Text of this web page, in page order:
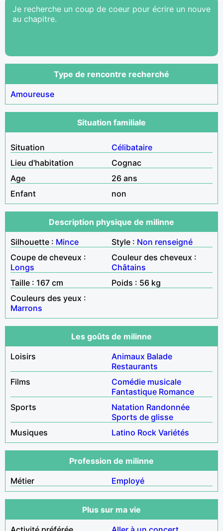
Je recherche un coup de coeur pour écrire un nouve
au chapitre.
Type de rencontre recherché
Amoureuse
Situation familiale
Situation
Célibataire
Lieu d'habitation
Cognac
Age
26 ans
Enfant
non
Description physique de milinne
Silhouette : Mince Style : Non renseigné
Coupe de cheveux :
Longs
Couleur des cheveux :
Châtains
Taille : 167 cm
Poids : 56 kg
Couleurs des yeux :
Marrons
Les goûts de milinne
Loisirs
Animaux Balade
Restaurants
Films
Comédie musicale
Fantastique Romance
Sports
Natation Randonnée
Sports de glisse
Musiques
Latino Rock Variétés
Profession de milinne
Métier
Employé
Plus sur ma vie